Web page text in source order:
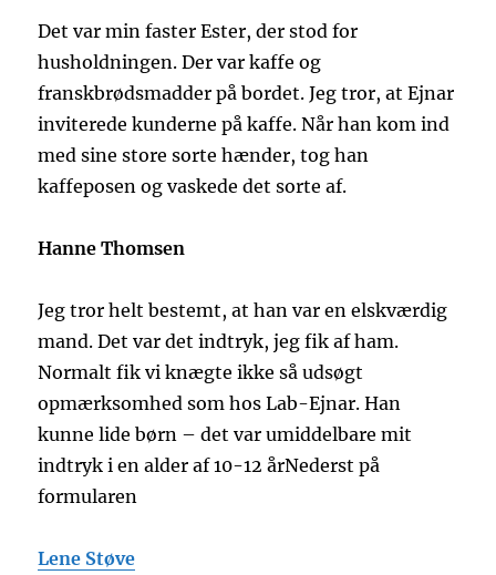
Det var min faster Ester, der stod for
husholdningen. Der var kaffe og
franskbrødsmadder på bordet. Jeg tror, at Ejnar
inviterede kunderne på kaffe. Når han kom ind
med sine store sorte hænder, tog han
kaffeposen og vaskede det sorte af.
Hanne Thomsen
Jeg tror helt bestemt, at han var en elskværdig
mand. Det var det indtryk, jeg fik af ham.
Normalt fik vi knægte ikke så udsøgt
opmærksomhed som hos Lab-Ejnar. Han
kunne lide børn – det var umiddelbare mit
indtryk i en alder af 10-12 årNederst på
formularen
Lene Støve